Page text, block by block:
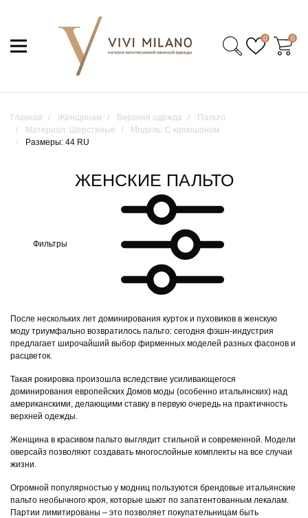
0 0
Главная Женщинам Верхняя одежда
Пальто
Материал: Шерстяные
Модель: С капюшоном
Размеры: 44 RU
ЖЕНСКИЕ ПАЛЬТО
Фильтры
После нескольких лет доминирования курток и пуховиков в женскую
моду триумфально возвратилось пальто: сегодня фэшн-индустрия
предлагает широчайший выбор фирменных моделей разных фасонов и
расцветок.
Такая рокировка произошла вследствие усиливающегося
доминирования европейских Домов моды (особенно итальянских) над
американскими, делающими ставку в первую очередь на практичность
верхней одежды.
Женщина в красивом пальто выглядит стильной и современной. Модели
оверсайз позволяют создавать многослойные комплекты на все случаи
жизни.
Огромной популярностью у модниц пользуются брендовые итальянские
пальто необычного кроя, которые шьют по запатентованным лекалам.
Партии лимитированы – это позволяет покупательницам быть